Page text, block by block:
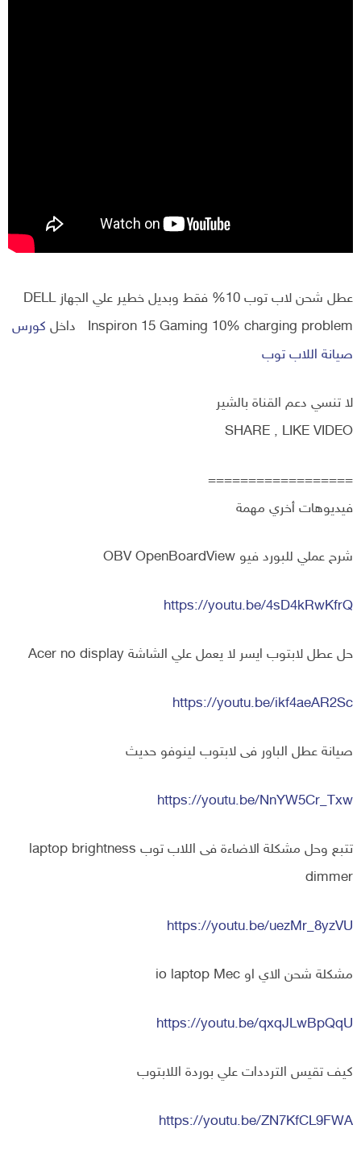
عطل شحن لاب توب 10% فقط وبديل خطير علي الجهاز DELL
Inspiron 15 Gaming 10% charging problem داخل
كورس
صيانة اللاب توب
لا تنسي دعم القناة بالشير
SHARE , LIKE VIDEO
==================
فيديوهات أخري مهمة
شرح عملي للبورد فيو OBV OpenBoardView
https://youtu.be/4sD4kRwKfrQ
حل عطل لابتوب ايسر لا يعمل علي الشاشة Acer no display
https://youtu.be/ikf4aeAR2Sc
صيانة عطل الباور فى لابتوب لينوفو حديث
https://youtu.be/NnYW5Cr_Txw
تتبع وحل مشكلة الاضاءة فى اللاب توب laptop brightness
dimmer
https://youtu.be/uezMr_8yzVU
مشكلة شحن الاي او io laptop Mec
https://youtu.be/qxqJLwBpQqU
كيف تقيس الترددات علي بوردة اللابتوب
https://youtu.be/ZN7KfCL9FWA